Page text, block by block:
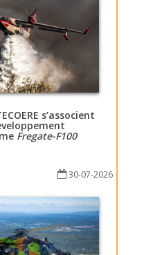
s’associent
Fregate-F100
30-07-2026